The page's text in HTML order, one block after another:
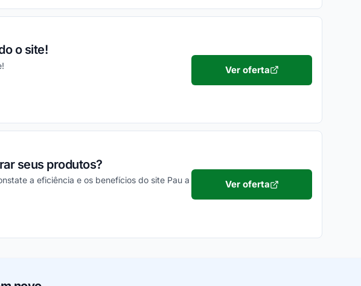
o site!
Ver oferta
seus produtos?
a eficiência e os benefícios do site Pau a
Ver oferta